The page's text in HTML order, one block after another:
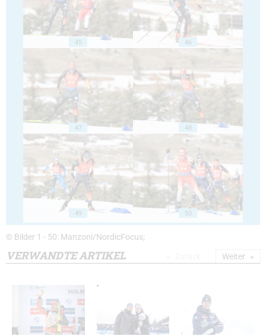
45 46
47 48
49 50
© Bilder 1 - 50: Manzoni/NordicFocus;
VERWANDTE ARTIKEL Weiter